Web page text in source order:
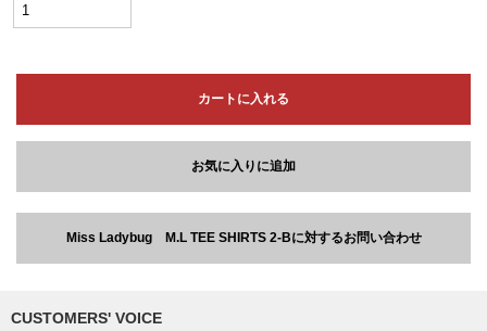
カートに入れる
お気に入りに追加
Miss Ladybug M.L TEE SHIRTS 2-Bに対するお問い合わせ
CUSTOMERS' VOICE